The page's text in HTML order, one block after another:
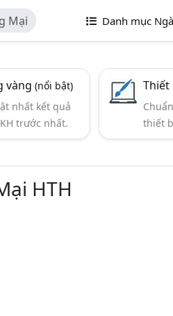
Mại
Danh mục
vàng(nổi bật)
nhất kết quả
trước nhất.
Thiết
thiết
HTH